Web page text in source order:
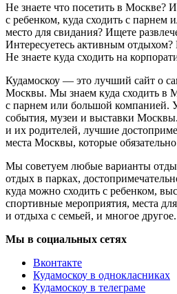
Не знаете что посетить в Москве?
с ребенком, куда сходить с парнем
место для свидания? Ищете
Интересуетесь активным
Не знаете куда сходить на
Кудамоскоу — это лучший сайт о
Москвы. Мы знаем куда сходить в
с парнем или большой компанией.
события, музеи и выставки
и их родителей, лучшие
места Москвы, которые
Мы советуем любые варианты
отдых в парках,
куда можно сходить с ребенком,
спортивные мероприятия, места
и отдыха с семьей, и многое другое.
Мы в социальных сетях
Вконтакте
Кудамоскоу в однокласниках
Кудамоскоу в телеграме